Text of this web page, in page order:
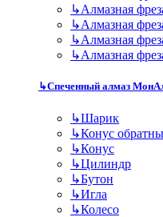
↳Алмазная
↳Алмазная
↳Алмазная
↳Алмазная
↳Спеченный алмаз
↳Шарик
↳Конус
↳Конус
↳Цилиндр
↳Бутон
↳Игла
↳Колесо